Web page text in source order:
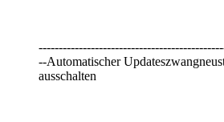
--Automatischer
ausschalten